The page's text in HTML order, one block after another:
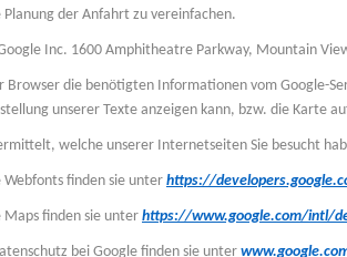
der Anfahrt zu vereinfachen.
Inc. 1600 Amphitheatre Parkway, Mountain
die benötigten Informationen vom Google-
unserer Texte anzeigen kann, bzw. die Karte
welche unserer Internetseiten Sie besucht
finden sie unter https://
finden sie unter https://www.google.com/intl/
bei Google finden sie unter